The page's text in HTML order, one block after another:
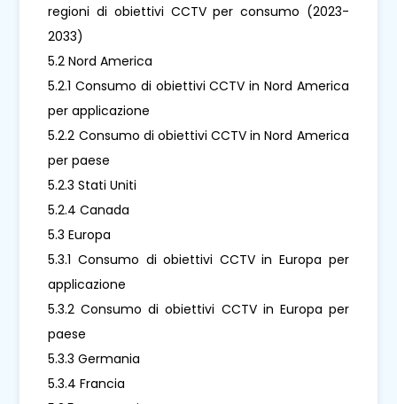
regioni di obiettivi CCTV per consumo (2023-
2033)
5.2 Nord America
5.2.1 Consumo di obiettivi CCTV in Nord America
per applicazione
5.2.2 Consumo di obiettivi CCTV in Nord America
per paese
5.2.3 Stati Uniti
5.2.4 Canada
5.3 Europa
5.3.1 Consumo di obiettivi CCTV in Europa per
applicazione
5.3.2 Consumo di obiettivi CCTV in Europa per
paese
5.3.3 Germania
5.3.4 Francia